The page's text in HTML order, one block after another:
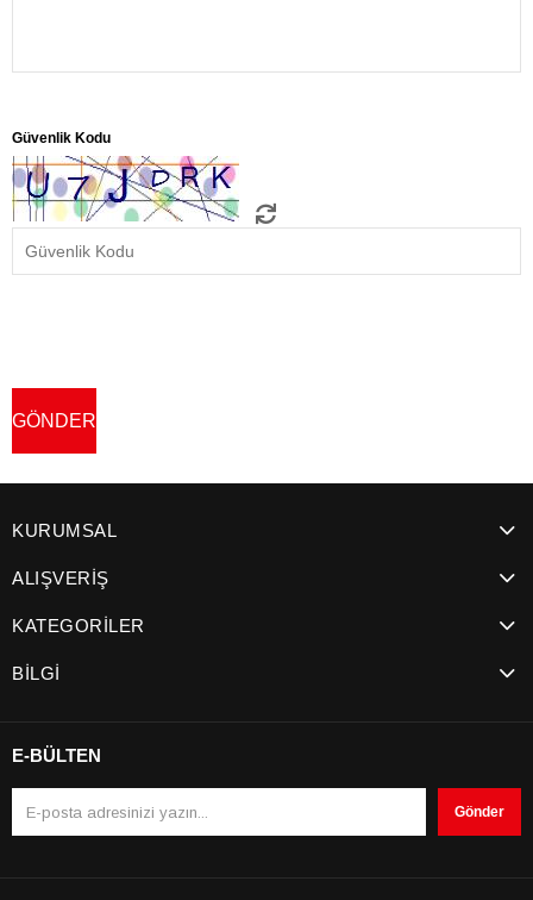
Güvenlik Kodu
KURUMSAL
ALIŞVERİŞ
KATEGORİLER
BİLGİ
E-BÜLTEN
Gönder